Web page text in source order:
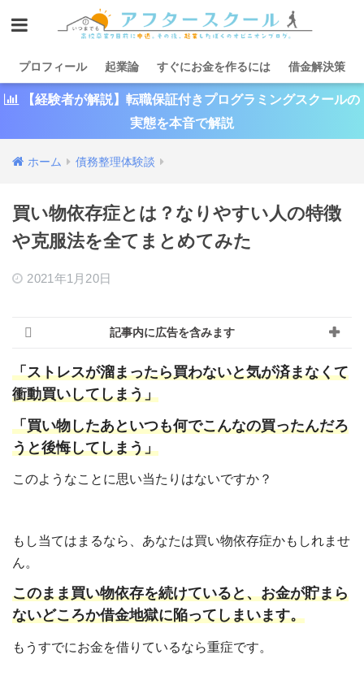
プロフィール 起業論 すぐにお金を作るには 借金解決策
【経験者が解説】転職保証付きプログラミングスクールの
実態を本音で解説
ホーム 債務整理体験談
買い物依存症とは？なりやすい人の特徴
や克服法を全てまとめてみた
2021年1月20日
記事内に広告を含みます
「ストレスが溜まったら買わないと気が済まなくて
衝動買いしてしまう」
「買い物したあといつも何でこんなの買ったんだろ
うと後悔してしまう」
このようなことに思い当たりはないですか？
もし当てはまるなら、あなたは買い物依存症かもしれませ
ん。
このまま買い物依存を続けていると、お金が貯まら
ないどころか借金地獄に陥ってしまいます。
もうすでにお金を借りているなら重症です。